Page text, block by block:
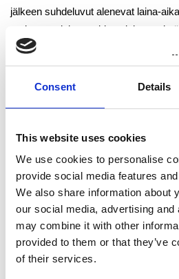
Consent Details
This website uses cookies
We use cookies to personalise
provide social media features
We also share information about
our social media, advertising
may combine it with other
provided to them or that they’ve
of their services.
jälkeen suhdeluvut alenevat laina-
mukaan osinkoa voidaan jakaa
2012 ja enintään 3 miljoonaa euroa
rahoittajina ovat tasaosuuksilla
Nordea Pankki sekä Skandinaviska
ylimääräisen yhtiökokouksen
Yhtiön yhtiöjärjestyksen
hallituksen jäsenten palkkioita sekä
perustamista tulevat voimaan.
antanut ylimääräisen
pörssitiedotteen 12.9.2011.